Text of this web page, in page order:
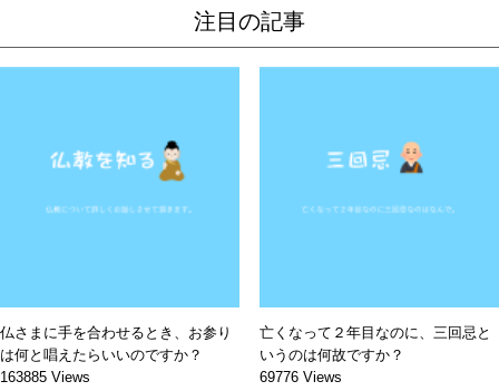
注目の記事
仏さまに手を合わせるとき、お参り
は何と唱えたらいいのですか？
163885 Views
亡くなって２年目なのに、三回忌と
いうのは何故ですか？
69776 Views